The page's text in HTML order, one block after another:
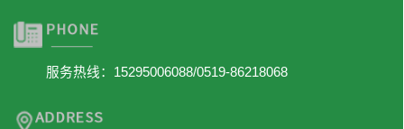
服务热线：15295006088/0519-86218068